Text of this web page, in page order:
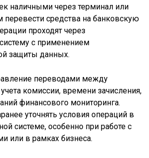
наличными через терминал или
перевести средства на банковскую
проходят через
с применением
защиты данных.
переводами между
комиссии, времени зачисления,
финансового мониторинга.
уточнять условия операций в
системе, особенно при работе с
или в рамках бизнеса.